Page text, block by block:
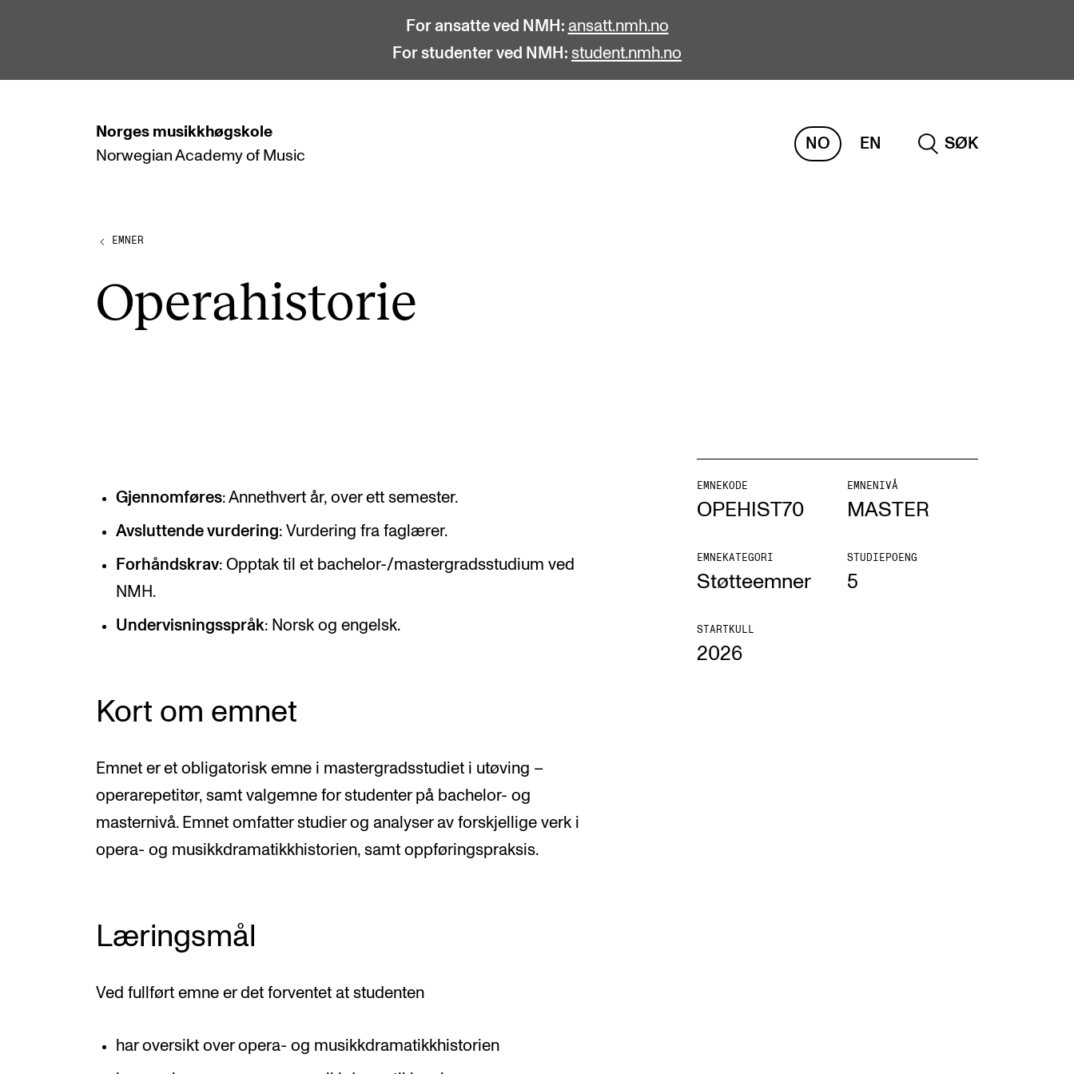
For ansatte ved NMH: ansatt.nmh.no
For studenter ved NMH: student.nmh.no
Norges musikkhøgskole
Norwegian Academy of Music
NO EN
SØK
STUDIER
Bachelor
Doktorgrad
Årsstudium og videreutdanning
Salane våre
Samarbeidsprosjekter
INFO
Om Norges musikkhøgskole
Kontakt oss
Finn ansatte
EMNER
Opera­his­to­rie
EMNEKODE
OPEHIST70
EMNENIVÅ
MASTER
EMNEKATEGORI
Støtteemner
STUDIEPOENG
5
STARTKULL
2026
Gjennomføres: Annethvert år, over ett semester.
Avsluttende vurdering: Vurdering fra faglærer.
Forhåndskrav: Opptak til et bachelor-/mastergradsstudium ved
NMH.
Undervisningsspråk: Norsk og engelsk.
Kort om emnet
Emnet er et obligatorisk emne i mastergradsstudiet i utøving –
operarepetitør, samt valgemne for studenter på bachelor- og
masternivå. Emnet omfatter studier og analyser av forskjellige verk i
opera- og musikkdramatikkhistorien, samt oppføringspraksis.
Læringsmål
Ved fullført emne er det forventet at studenten
har oversikt over opera- og musikkdramatikkhistorien